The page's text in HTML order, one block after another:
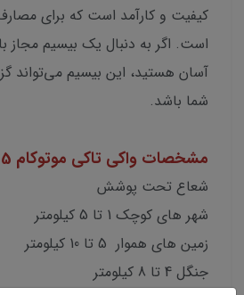
کیفیت و کارآمد است که برای
است. اگر به دنبال یک بیسیم مجاز با
آسان هستید، این بیسیم می‌تواند
شما باشد.
مشخصات واکی تاکی موتوکام Mc555:
شعاع تحت پوشش
شهر های کوچک 1 تا 5 کیلومتر
زمین های هموار 5 تا 10 کیلومتر
جنگل 4 تا 8 کیلومتر